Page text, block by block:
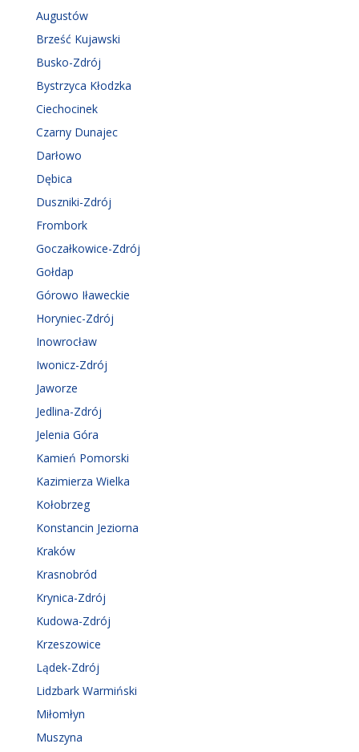
Augustów
Brześć Kujawski
Busko-Zdrój
Bystrzyca Kłodzka
Ciechocinek
Czarny Dunajec
Darłowo
Dębica
Duszniki-Zdrój
Frombork
Goczałkowice-Zdrój
Gołdap
Górowo Iławeckie
Horyniec-Zdrój
Inowrocław
Iwonicz-Zdrój
Jaworze
Jedlina-Zdrój
Jelenia Góra
Kamień Pomorski
Kazimierza Wielka
Kołobrzeg
Konstancin Jeziorna
Kraków
Krasnobród
Krynica-Zdrój
Kudowa-Zdrój
Krzeszowice
Lądek-Zdrój
Lidzbark Warmiński
Miłomłyn
Muszyna